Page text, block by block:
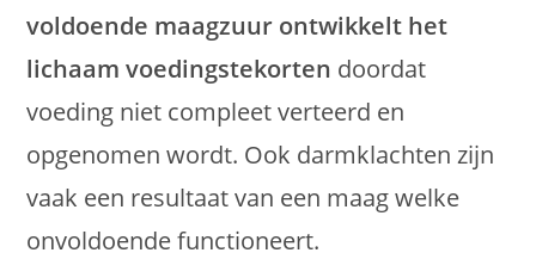
voldoende maagzuur ontwikkelt het
lichaam voedingstekorten doordat
voeding niet compleet verteerd en
opgenomen wordt. Ook darmklachten zijn
vaak een resultaat van een maag welke
onvoldoende functioneert.